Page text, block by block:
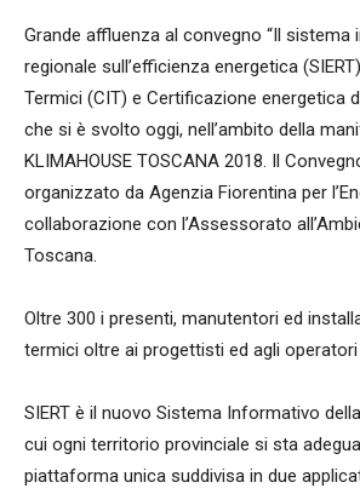
Grande affluenza al convegno “Il sistema
regionale sull’efficienza energetica
Termici (CIT) e Certificazione energetica
che si è svolto oggi, nell’ambito della
KLIMAHOUSE TOSCANA 2018. Il
organizzato da Agenzia Fiorentina per
collaborazione con l’Assessorato
Toscana.
Oltre 300 i presenti, manutentori ed
termici oltre ai progettisti ed agli
SIERT è il nuovo Sistema Informativo
cui ogni territorio provinciale si sta
piattaforma unica suddivisa in due